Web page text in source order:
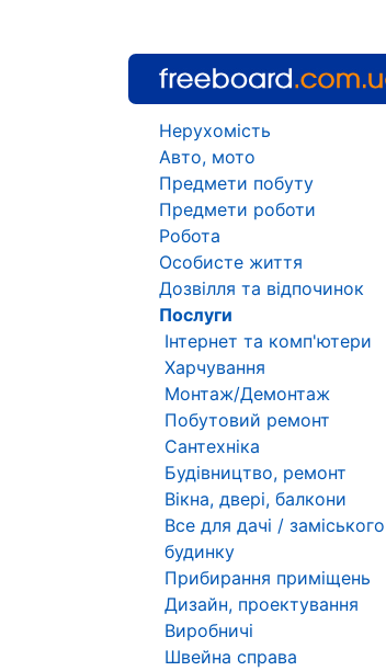
Нерухомість
Авто, мото
Предмети побуту
Предмети роботи
Робота
Особисте життя
Дозвілля та відпочинок
Послуги
Інтернет та комп'ютери
Харчування
Монтаж/Демонтаж
Побутовий ремонт
Сантехніка
Будівництво, ремонт
Вікна, двері, балкони
Все для дачі / заміського
будинку
Прибирання приміщень
Дизайн, проектування
Виробничі
Швейна справа